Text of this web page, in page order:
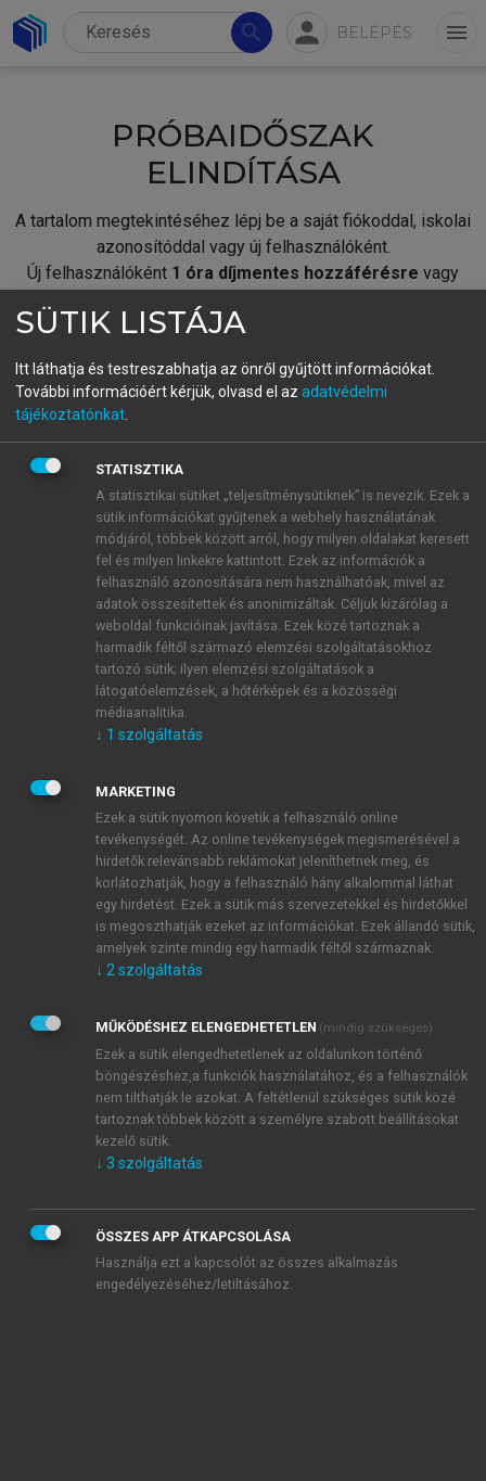
search person BELÉPÉS menu
PRÓBAIDŐSZAK
ELINDÍTÁSA
A tartalom megtekintéséhez lépj be a saját fiókoddal, iskolai
azonosítóddal vagy új felhasználóként.
Új felhasználóként 1 óra díjmentes hozzáférésre vagy
fiókoddal,vagy hozz létre új fiókot.
A regisztráció után apróbaidőszakautomatikusan
BELÉPÉS SAJÁT FIÓKKAL
ÚJ FIÓK LÉTREHOZÁSA
1 óra díjmentes hozzáférés
E-MAIL-CÍM
JELSZÓ
JELSZÓ ÚJRA
Kérek értesítést a MeRSZ újdonságairól, akcióiról.
Kérek értesítést az Akadémiai Kiadó Zrt. újdonságairól,
Adatkezelési tájékoztatóbanfoglaltakat tudomásul
veszem és elfogadom.
Általános vásárlási feltételeket, valamint a szotar.netés a
mersz.huoldalak licencszerződéseiben foglaltakat
tudomásul veszem és elfogadom.
KIPRÓBÁLOM
SÜTIK LISTÁJA
Itt láthatja és testreszabhatja az önről gyűjtött információkat.
További információért kérjük, olvasd el az adatvédelmi
tájékoztatónkat
STATISZTIKA
A statisztikai sütiket „teljesítménysütiknek” is nevezik. Ezek a
sütik információkat gyűjtenek a webhely használatának
módjáról, többek között arról, hogy milyen oldalakat keresett
fel és milyen linkekre kattintott. Ezek az információk a
felhasználó azonosítására nem használhatóak, mivel az
adatok összesítettek és anonimizáltak. Céljuk kizárólag a
weboldal funkcióinak javítása. Ezek közé tartoznak a
harmadik féltől származó elemzési szolgáltatásokhoz
tartozó sütik; ilyen elemzési szolgáltatások a
látogatóelemzések, a hőtérképek és a közösségi
médiaanalitika.
↓ 1 szolgáltatás
MARKETING
Ezek a sütik nyomon követik a felhasználó online
tevékenységét. Az online tevékenységek megismerésével a
hirdetők relevánsabb reklámokat jeleníthetnek meg, és
korlátozhatják, hogy a felhasználó hány alkalommal láthat
egy hirdetést. Ezek a sütik más szervezetekkel és hirdetőkkel
is megoszthatják ezeket az információkat. Ezek állandó sütik,
amelyek szinte mindig egy harmadik féltől származnak.
↓ 2 szolgáltatás
MŰKÖDÉSHEZ ELENGEDHETETLEN (mindig szükséges)
Ezek a sütik elengedhetetlenek az oldalunkon történő
böngészéshez,a funkciók használatához, és a felhasználók
nem tilthatják le azokat. A feltétlenül szükséges sütik közé
tartoznak többek között a személyre szabott beállításokat
kezelő sütik.
↓ 3 szolgáltatás
ÖSSZES APP ÁTKAPCSOLÁSA
Használja ezt a kapcsolót az összes alkalmazás
engedélyezéséhez/letiltásához.